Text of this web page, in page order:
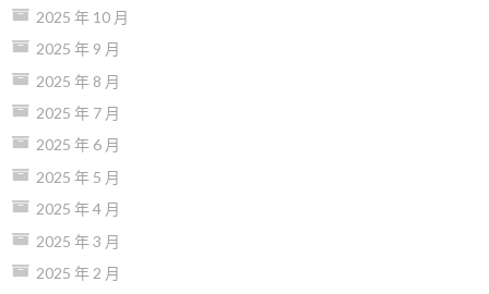
2025 年 10 月
2025 年 9 月
2025 年 8 月
2025 年 7 月
2025 年 6 月
2025 年 5 月
2025 年 4 月
2025 年 3 月
2025 年 2 月